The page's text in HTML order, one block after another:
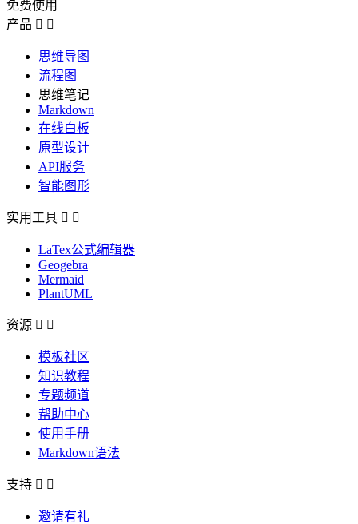
免费使用
产品  
思维导图
流程图
思维笔记
Markdown
在线白板
原型设计
API服务
智能图形
实用工具  
LaTex公式编辑器
Geogebra
Mermaid
PlantUML
资源  
模板社区
知识教程
专题频道
帮助中心
使用手册
Markdown语法
支持  
邀请有礼